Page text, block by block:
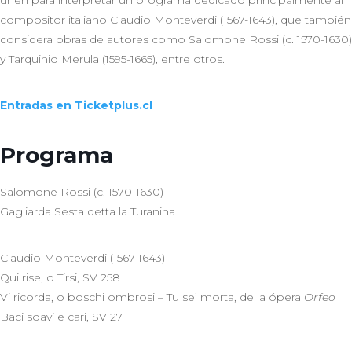
compositor italiano Claudio Monteverdi (1567-1643), que también
considera obras de autores como Salomone Rossi (c. 1570-1630)
y Tarquinio Merula (1595-1665), entre otros.
Entradas en Ticketplus.cl
Programa
Salomone Rossi (c. 1570-1630)
Gagliarda Sesta detta la Turanina
Claudio Monteverdi (1567-1643)
Qui rise, o Tirsi, SV 258
Vi ricorda, o boschi ombrosi – Tu se’ morta, de la ópera Orfeo
Baci soavi e cari, SV 27